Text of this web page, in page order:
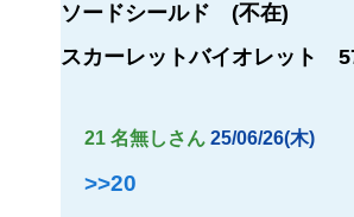
ソードシールド (不在)
スカーレットバイオレット
21 名無しさん 25/06/26(木)
>>20